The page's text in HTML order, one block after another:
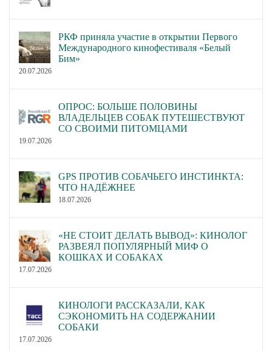
РКФ приняла участие в открытии Первого
Международного кинофестиваля «Белый
Бим»
20.07.2026
ОПРОС: БОЛЬШЕ ПОЛОВИНЫ
ВЛАДЕЛЬЦЕВ СОБАК ПУТЕШЕСТВУЮТ
СО СВОИМИ ПИТОМЦАМИ
19.07.2026
GPS ПРОТИВ СОБАЧЬЕГО ИНСТИНКТА:
ЧТО НАДЁЖНЕЕ
18.07.2026
«НЕ СТОИТ ДЕЛАТЬ ВЫВОД»: КИНОЛОГ
РАЗВЕЯЛ ПОПУЛЯРНЫЙ МИФ О
КОШКАХ И СОБАКАХ
17.07.2026
КИНОЛОГИ РАССКАЗАЛИ, КАК
СЭКОНОМИТЬ НА СОДЕРЖАНИИ
СОБАКИ
17.07.2026